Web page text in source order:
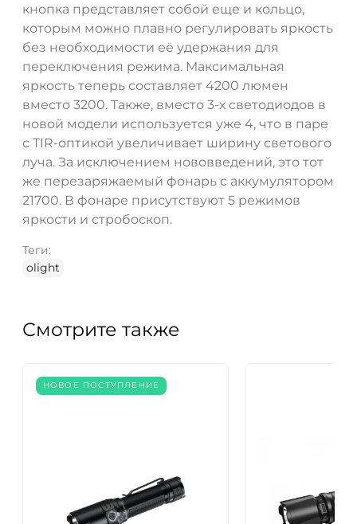
кнопка представляет собой еще и кольцо,
которым можно плавно регулировать яркость
без необходимости её удержания для
переключения режима. Максимальная
яркость теперь составляет 4200 люмен
вместо 3200. Также, вместо 3-х светодиодов в
новой модели используется уже 4, что в паре
с TIR-оптикой увеличивает ширину светового
луча. За исключением нововведений, это тот
же перезаряжаемый фонарь с аккумулятором
21700. В фонаре присутствуют 5 режимов
яркости и стробоскоп.
Теги:
olight
Смотрите также
НОВОЕ ПОСТУПЛЕНИЕ